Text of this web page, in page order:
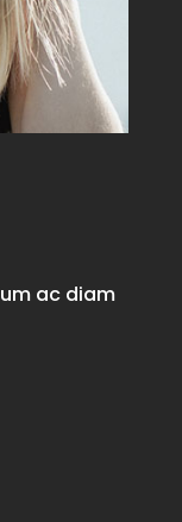
ac diam